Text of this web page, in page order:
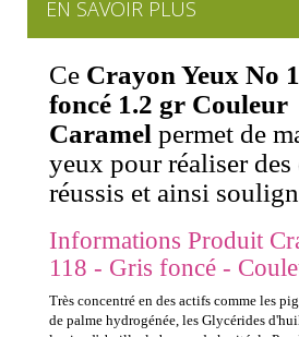
EN SAVOIR PLUS
Ce Crayon Yeux No
foncé 1.2 gr Couleur
Caramel permet de
yeux pour réaliser des
réussis et ainsi
Informations Produit
118 - Gris foncé -
Très concentré en des actifs comme les
de palme hydrogénée, les Glycérides